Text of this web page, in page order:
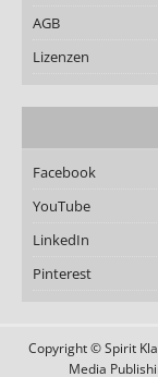
AGB
Lizenzen
Facebook
YouTube
LinkedIn
Pinterest
Copyright © Spirit
Media